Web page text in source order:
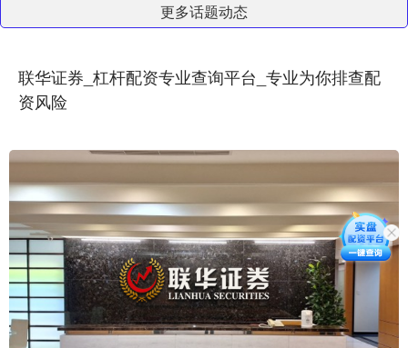
更多话题动态
联华证券_杠杆配资专业查询平台_专业为你排查配
资风险